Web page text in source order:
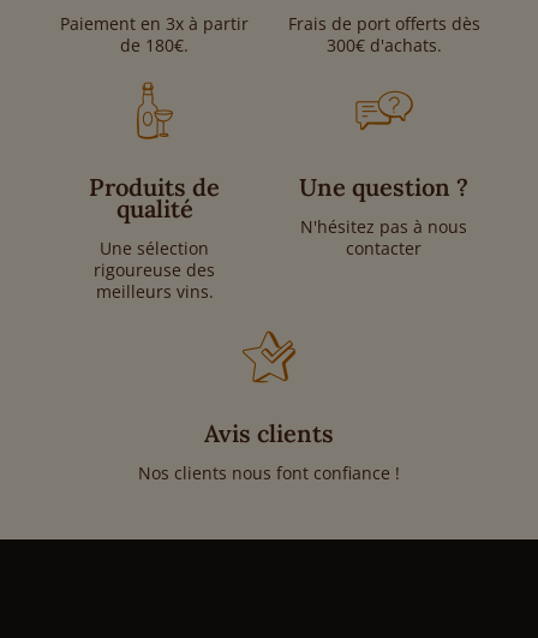
Paiement en 3x à partir
de 180€.
Frais de port offerts dès
300€ d'achats.
Produits de
qualité
Une sélection
rigoureuse des
meilleurs vins.
Une question ?
N'hésitez pas à nous
contacter
Avis clients
Nos clients nous font confiance !